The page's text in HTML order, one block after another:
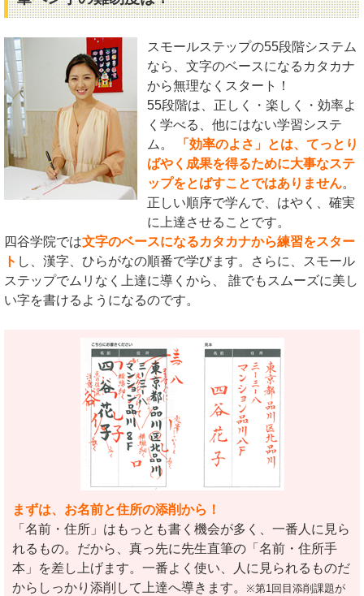
スモールステップの55段階システム
なら、文字のベースになるカタカナ
から無理なくスタート！
55段階は、正しく・楽しく・効率よ
く学べる、他にはない学習システ
ム。
「効率のよさ」とは、てっとり
ばやく成果を得るために大事なステ
ップをとばすことではありません。
正しい順序で学んで、はやく、確実
に上達させることです。
四谷学院では文字のベースになるカタカナから練習をスター
ト し、漢字、ひらがなの順番で学びます。さらに、スモール
ステップでムリなく上達に導くから、 誰でもスムーズに美し
い字を書けるようになるのです。
まずは、お名前と住所の添削から！
「名前・住所」はもっとも書く機会が多く、一番人に見ら
れるもの。だから、真っ先に先生直筆の「名前・住所手
本」を差し上げます。一番よく使い、人に見られるものだ
からしっかり添削して上達へ導きます。 ※第1回目添削課題が